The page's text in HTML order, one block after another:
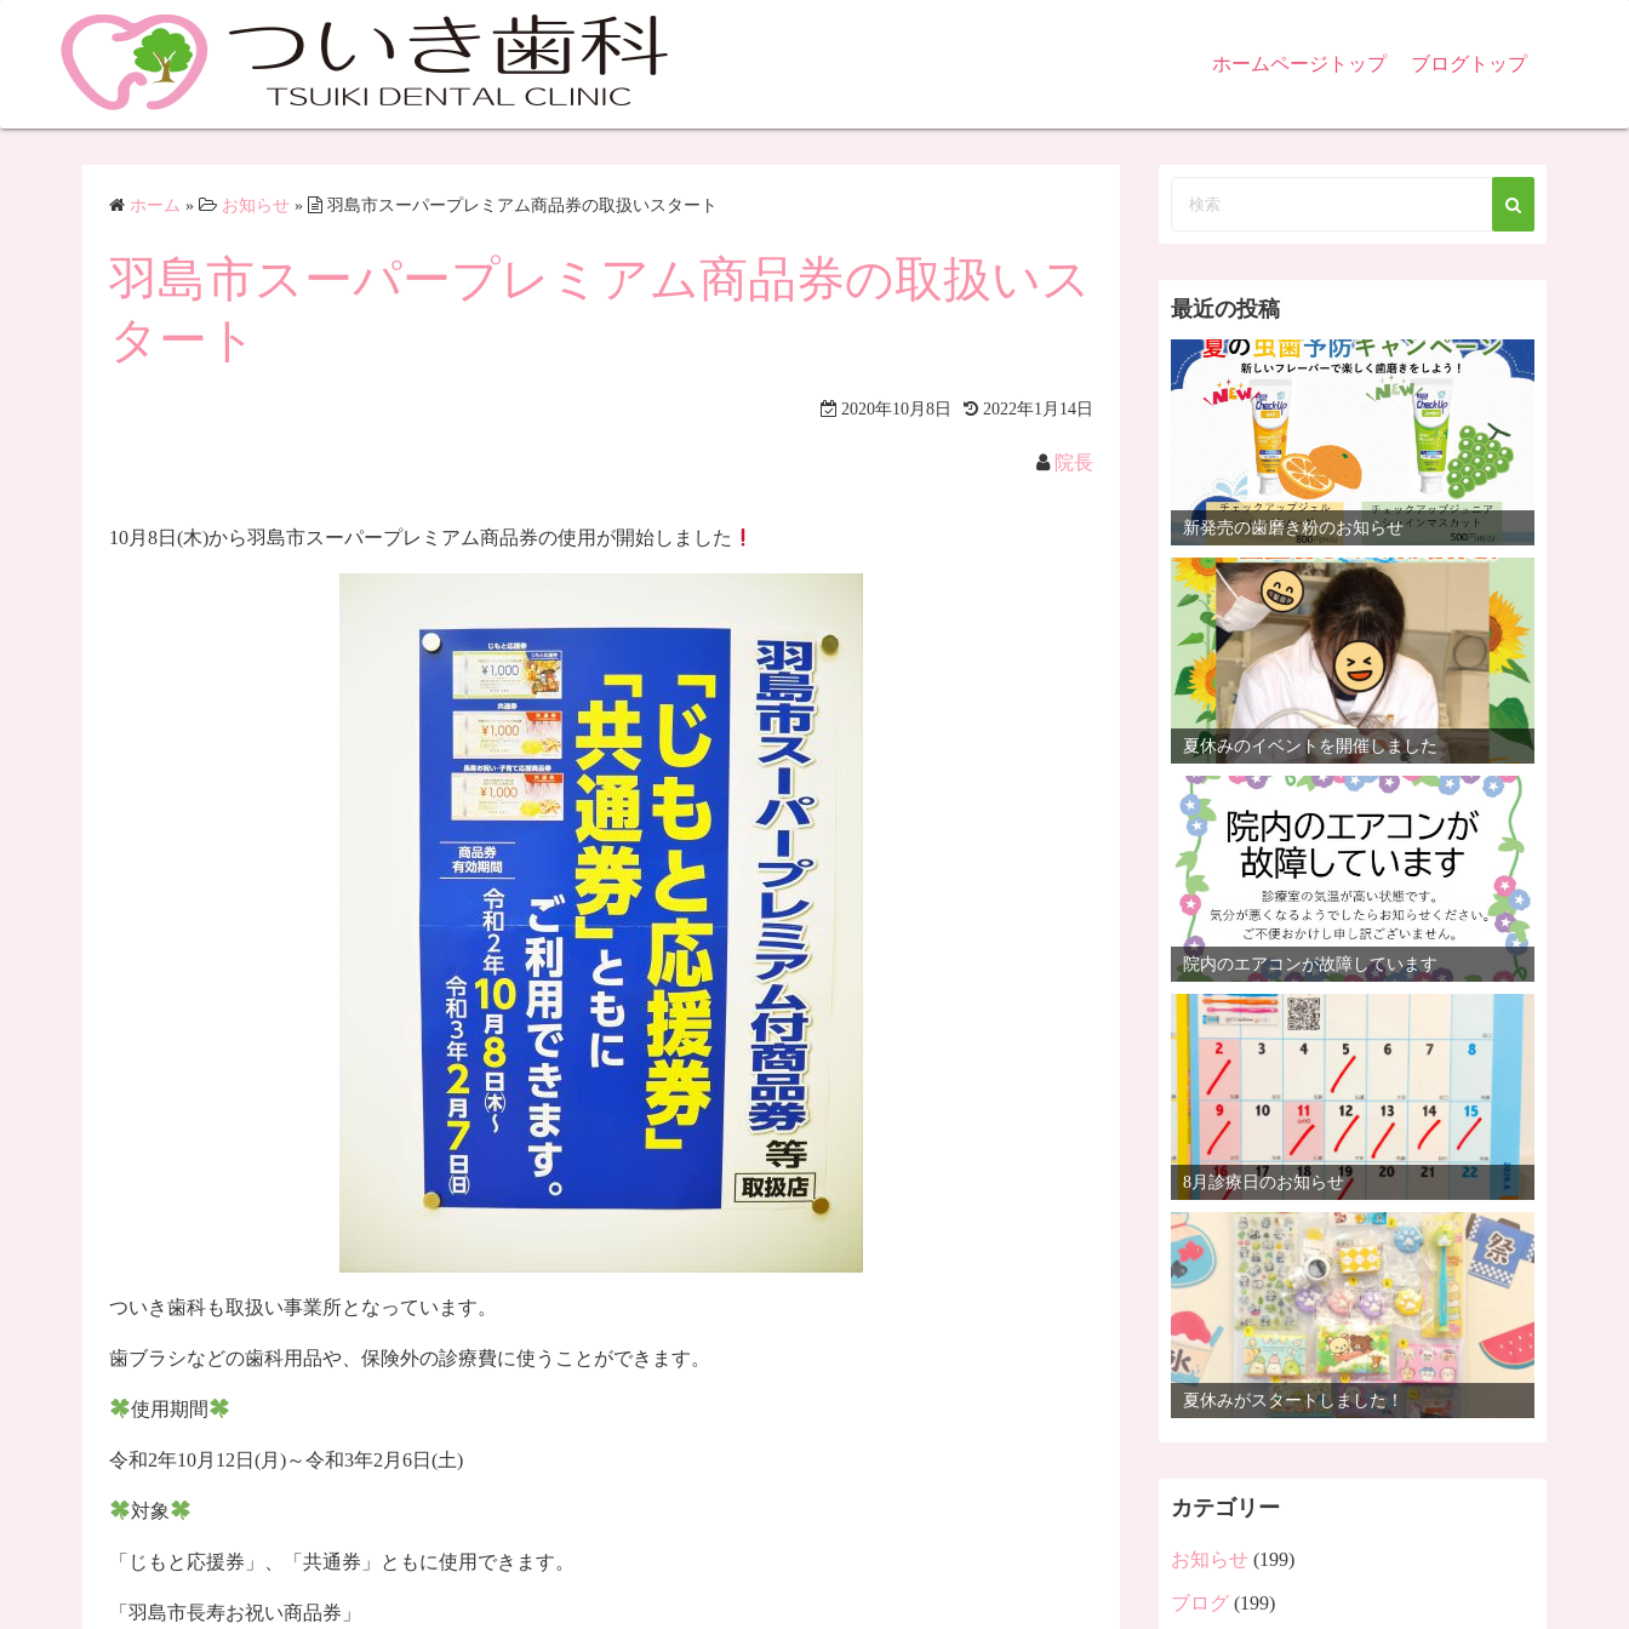
ホームページトップ ブログトップ
ホーム » お知らせ » 羽島市スーパープレミアム商品券の取扱いスタート
羽島市スーパープレミアム商品券の取扱いス
タート
2020年10月8日 2022年1月14日
院長
10月8日(木)から羽島市スーパープレミアム商品券の使用が開始しました
ついき歯科も取扱い事業所となっています。
歯ブラシなどの歯科用品や、保険外の診療費に使うことができます。
使用期間
令和2年10月12日(月)～令和3年2月6日(土)
対象
「じもと応援券」、「共通券」ともに使用できます。
「羽島市長寿お祝い商品券」
最近の投稿
新発売の歯磨き粉のお知らせ
夏休みのイベントを開催しました
院内のエアコンが故障しています
8月診療日のお知らせ
夏休みがスタートしました！
カテゴリー
お知らせ (199)
ブログ (199)